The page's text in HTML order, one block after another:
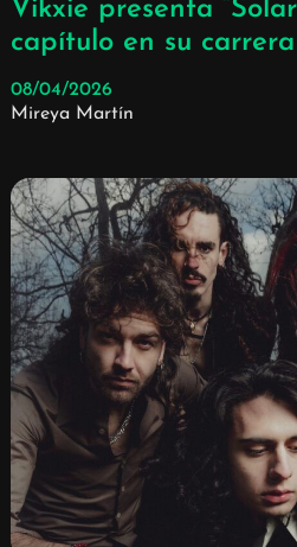
Vikxie presenta
capítulo en su carrera
08/04/2026
Mireya Martín